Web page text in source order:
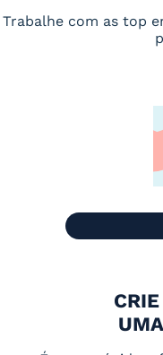
Trabalhe com as top